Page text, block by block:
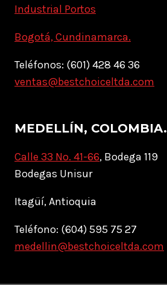
Industrial Portos
Bogotá, Cundinamarca.
Teléfonos: (601) 428 46 36
ventas@bestchoiceltda.com
MEDELLÍN, COLOMBIA.
Calle 33 No. 41-66, Bodega 119
Bodegas Unisur
Itagüí, Antioquia
Teléfono: (604) 595 75 27
medellin@bestchoiceltda.com